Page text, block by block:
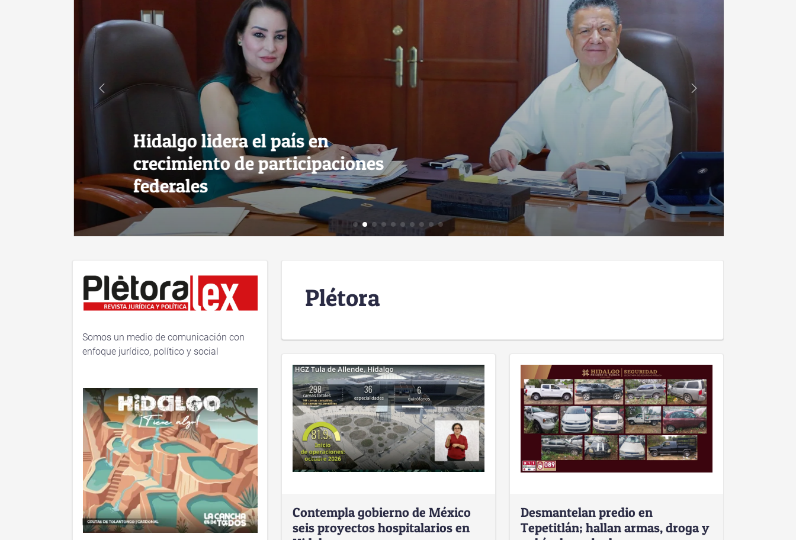
Hidalgo lidera el país en
crecimiento de participaciones
federales
Somos un medio de comunicación con
enfoque jurídico, político y social
Plétora
Contempla gobierno de México
seis proyectos hospitalarios en
Desmantelan predio en
Tepetitlán; hallan armas, droga y